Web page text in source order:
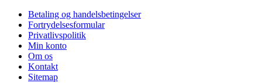
Betaling og handelsbetingelser
Fortrydelsesformular
Privatlivspolitik
Min konto
Om os
Kontakt
Sitemap